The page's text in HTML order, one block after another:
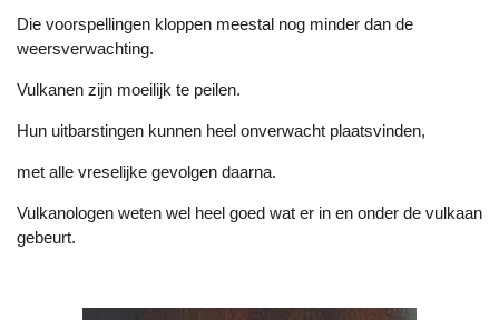
Die voorspellingen kloppen meestal nog minder dan de
weersverwachting.
Vulkanen zijn moeilijk te peilen.
Hun uitbarstingen kunnen heel onverwacht plaatsvinden,
met alle vreselijke gevolgen daarna.
Vulkanologen weten wel heel goed wat er in en onder de vulkaan
gebeurt.